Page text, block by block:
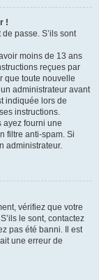
!
passe. S’ils sont
moins de 13 ans
reçues par
que toute nouvelle
administrateur avant
indiquée lors de
instructions.
ayez fourni une
filtre anti-spam. Si
administrateur.
vérifiez que votre
le sont, contactez
pas été banni. Il est
une erreur de